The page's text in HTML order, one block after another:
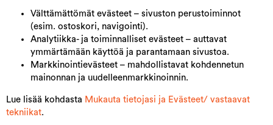
Välttämättömät evästeet – sivuston perustoiminnot
(esim. ostoskori, navigointi).
Analytiikka- ja toiminnalliset evästeet – auttavat
ymmärtämään käyttöä ja parantamaan sivustoa.
Markkinointievästeet – mahdollistavat kohdennetun
mainonnan ja uudelleenmarkkinoinnin.
Lue lisää kohdasta Mukauta tietojasi ja Evästeet/ vastaavat
tekniikat.